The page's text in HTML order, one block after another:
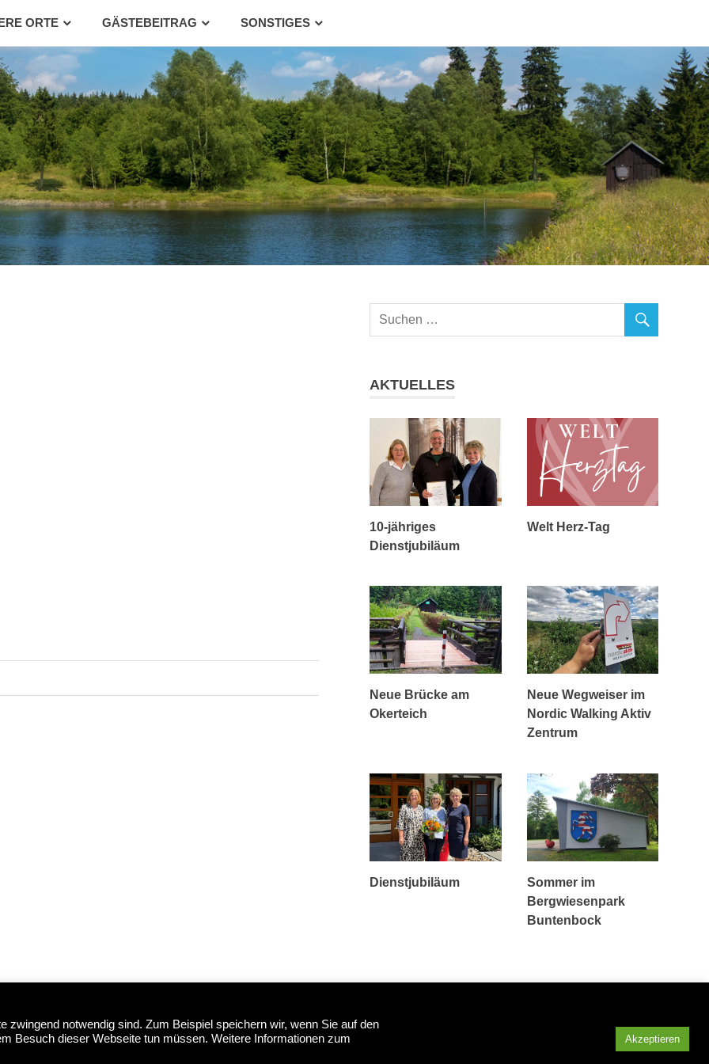
ORTE GÄSTEBEITRAG SONSTIGES
AKTUELLES
10-jähriges
Dienstjubiläum
Welt Herz-Tag
Neue Brücke am
Okerteich
Neue Wegweiser im
Nordic Walking Aktiv
Zentrum
Dienstjubiläum
Sommer im
Bergwiesenpark
Buntenbock
Weitere Informationen über den Tourismus im Oberharz
notwendig sind. Zum Beispiel speichern wir, wenn Sie auf den
Besuch dieser Webseite tun müssen. Weitere Informationen zum
Akzeptieren